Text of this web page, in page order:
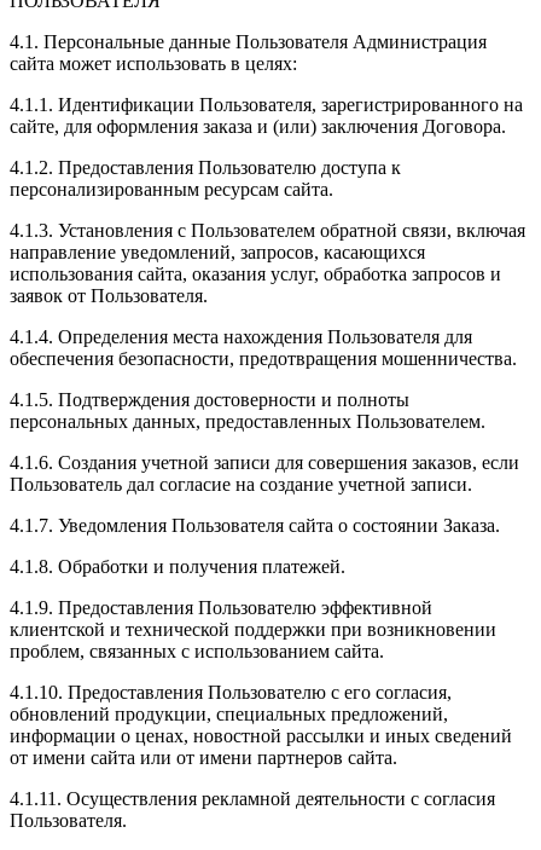
4.1. Персональные данные Пользователя Администрация
сайта может использовать в целях:
4.1.1. Идентификации Пользователя, зарегистрированного на
сайте, для оформления заказа и (или) заключения Договора.
4.1.2. Предоставления Пользователю доступа к
персонализированным ресурсам сайта.
4.1.3. Установления с Пользователем обратной связи, включая
направление уведомлений, запросов, касающихся
использования сайта, оказания услуг, обработка запросов и
заявок от Пользователя.
4.1.4. Определения места нахождения Пользователя для
обеспечения безопасности, предотвращения мошенничества.
4.1.5. Подтверждения достоверности и полноты
персональных данных, предоставленных Пользователем.
4.1.6. Создания учетной записи для совершения заказов, если
Пользователь дал согласие на создание учетной записи.
4.1.7. Уведомления Пользователя сайта о состоянии Заказа.
4.1.8. Обработки и получения платежей.
4.1.9. Предоставления Пользователю эффективной
клиентской и технической поддержки при возникновении
проблем, связанных с использованием сайта.
4.1.10. Предоставления Пользователю с его согласия,
обновлений продукции, специальных предложений,
информации о ценах, новостной рассылки и иных сведений
от имени сайта или от имени партнеров сайта.
4.1.11. Осуществления рекламной деятельности с согласия
Пользователя.